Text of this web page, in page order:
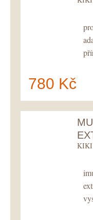
780 Kč
V košíku
KIKI